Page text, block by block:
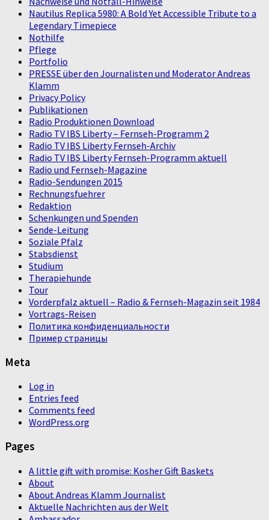
Nautilus Replica 5980: A Bold Yet Accessible Tribute to a
Legendary Timepiece
Nothilfe
Pflege
Portfolio
PRESSE über den Journalisten und Moderator Andreas
Klamm
Privacy Policy
Publikationen
Radio Produktionen Download
Radio TV IBS Liberty – Fernseh-Programm 2
Radio TV IBS Liberty Fernseh-Archiv
Radio TV IBS Liberty Fernseh-Programm aktuell
Radio und Fernseh-Magazine
Radio-Sendungen 2015
Rechnungsfuehrer
Redaktion
Schenkungen und Spenden
Sende-Leitung
Soziale Pfalz
Stabsdienst
Studium
Therapiehunde
Tour
Vorderpfalz aktuell – Radio & Fernseh-Magazin seit 1984
Vortrags-Reisen
Политика конфиденциальности
Пример страницы
Meta
Log in
Entries feed
Comments feed
WordPress.org
Pages
A little gift with promise: Kosher Gift Baskets
About
About Andreas Klamm Journalist
Aktuelle Nachrichten aus der Welt